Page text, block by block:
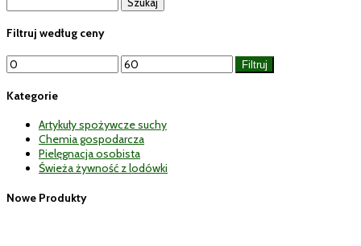
Filtruj według ceny
Cena
min
Cena
max
Filtruj
Kategorie
Artykuły spożywcze suchy
Chemia gospodarcza
Pielęgnacja osobista
Świeża żywność z lodówki
Nowe Produkty